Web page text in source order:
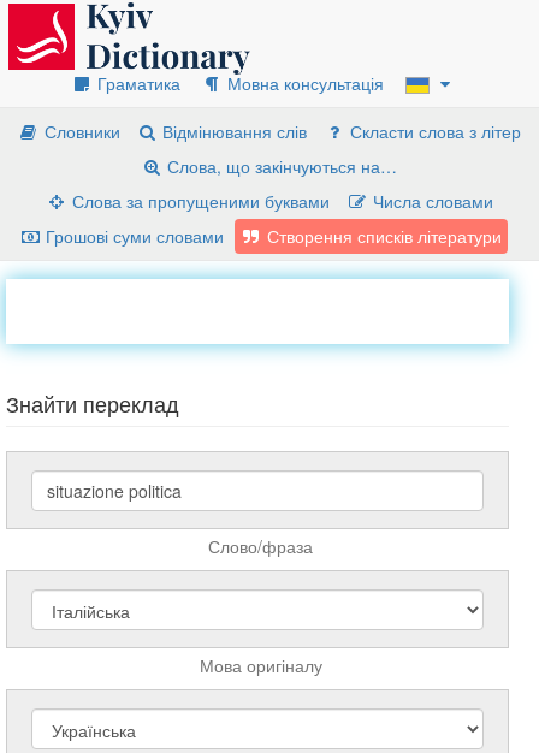
Граматика
Мовна консультація
Словники
Відмінювання слів
Скласти слова з літер
Слова, що закінчуються на…
Слова за пропущеними буквами
Числа словами
Грошові суми словами
Створення списків літератури
Знайти переклад
Слово/фраза
Мова оригіналу